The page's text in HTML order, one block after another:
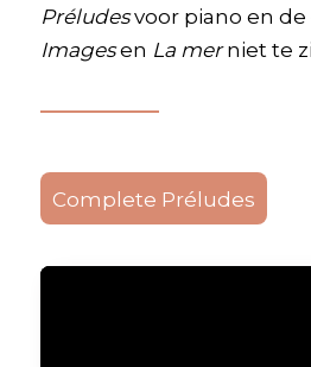
Préludesvoor piano en
Imagesen La merniet te
Complete Préludes